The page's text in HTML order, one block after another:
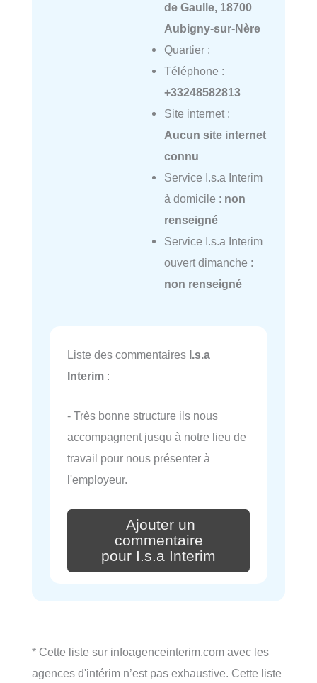
de Gaulle, 18700
Aubigny-sur-Nère
Quartier :
Téléphone :
+33248582813
Site internet :
Aucun site internet
connu
Service I.s.a Interim
à domicile : non
renseigné
Service I.s.a Interim
ouvert dimanche :
non renseigné
Liste des commentaires I.s.a
Interim :
- Très bonne structure ils nous
accompagnent jusqu à notre lieu de
travail pour nous présenter à
l'employeur.
Ajouter un
commentaire
pour I.s.a Interim
* Cette liste sur infoagenceinterim.com avec les
agences d'intérim n’est pas exhaustive. Cette liste